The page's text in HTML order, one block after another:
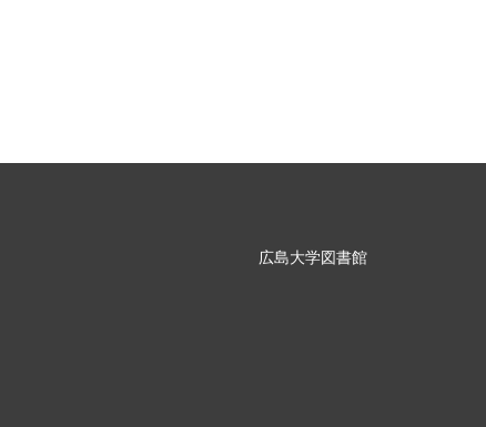
広島大学図書館